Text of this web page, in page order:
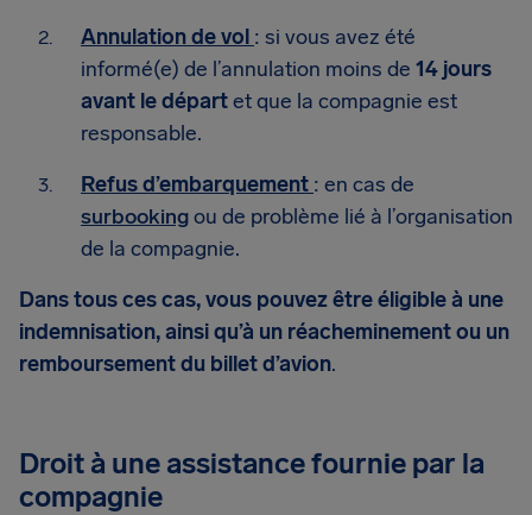
Annulation de vol : si vous avez été
informé(e) de l’annulation moins de 14 jours
avant le départet que la compagnie est
responsable.
Refus d’embarquement : en cas de
surbookingou de problème lié à l’organisation
de la compagnie.
Dans tous ces cas, vous pouvez être éligible à une
indemnisation, ainsi qu’à un réacheminement ou un
remboursement du billet d’avion.
Droit à une assistance fournie par la
compagnie